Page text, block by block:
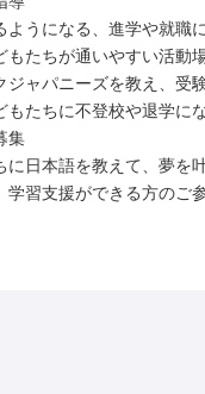
うになる、進学や就職
たちが通いやすい活動場
ジャパニーズを教え、受
もたちに不登校や退学に
集
日本語を教えて、夢を
習支援ができる方のご